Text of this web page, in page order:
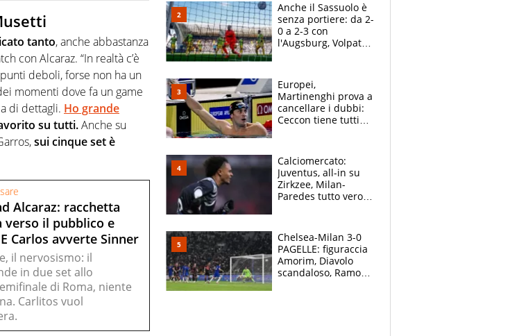
tanto, anche abbastanza
con Alcaraz. “In realtà c’è
deboli, forse non ha un
momenti dove fa un game
di dettagli. Ho grande
su tutti.Anche su
sui cinque set è
Alcaraz: racchetta
il pubblico e
Carlos avverte Sinner
il nervosismo: il
in due set allo
di Roma, niente
Carlitos vuol
Anche il Sassuolo è
senza portiere: da 2-
0 a 2-3 con
l'Augsburg, Volpato
Europei,
Martinenghi prova a
cancellare i dubbi:
Ceccon tiene tutti
Curtis
Calciomercato:
Juventus, all-in su
Zirkzee, Milan-
Paredes tutto vero,
Chelsea-Milan 3-0
PAGELLE: figuraccia
Amorim, Diavolo
scandaloso, Ramos